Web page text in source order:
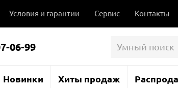
Условия и гарантии Сервис Контакты
06-99
Новинки Хиты продаж